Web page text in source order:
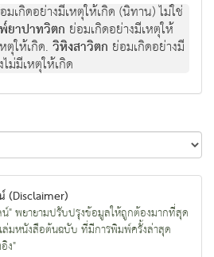
มเกิดอย่างมีเหตุให้เกิด (นิทาน) ไม่ใช่
พ๎ยาปาทวิตก ย่อมเกิดอย่างมีเหตุให้
ตุให้เกิด. วิหิงสาวิตก ย่อมเกิดอย่างมี
ม่มีเหตุให้เกิด
(Disclaimer)
" พยายามปรับปรุงข้อมูลให้ถูกต้องมากที่สุด
มหนังสือต้นฉบับ ที่มีการพิมพ์ครั้งล่าสุด
ง"